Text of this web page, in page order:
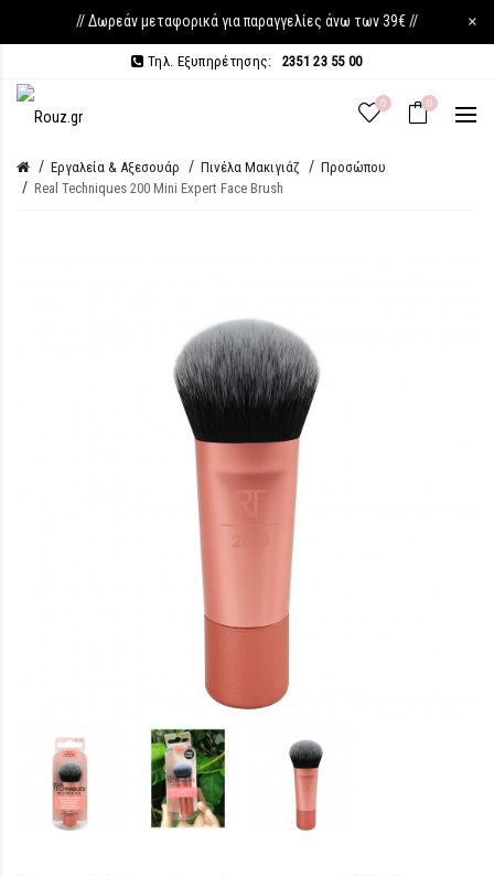
// Δωρεάν μεταφορικά για παραγγελίες άνω των 39€ // ×
Τηλ. Εξυπηρέτησης: 2351 23 55 00
0 0
Εργαλεία & Αξεσουάρ Πινέλα Μακιγιάζ
Προσώπου
Real Techniques 200 Mini Expert Face Brush